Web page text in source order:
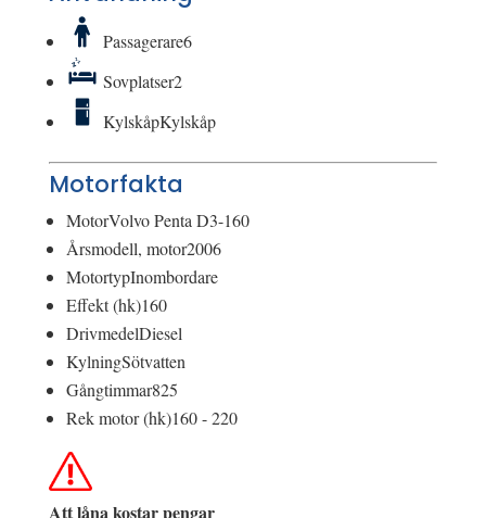
Passagerare6
Sovplatser2
KylskåpKylskåp
Motorfakta
MotorVolvo Penta D3-160
Årsmodell, motor2006
MotortypInombordare
Effekt (hk)160
DrivmedelDiesel
KylningSötvatten
Gångtimmar825
Rek motor (hk)160 - 220
Att låna kostar pengar